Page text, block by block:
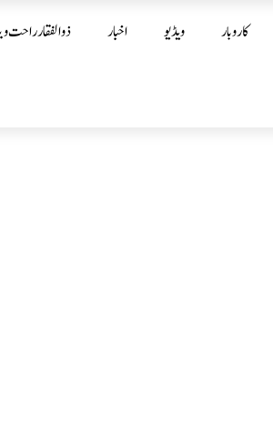
ذوالفقار راحت اخبار ویڈیو کاروبار